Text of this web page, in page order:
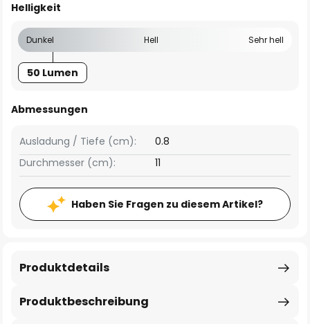
Helligkeit
Dunkel Hell Sehr hell
50 Lumen
Abmessungen
Ausladung / Tiefe (cm):
0.8
Durchmesser (cm):
11
Haben Sie Fragen zu diesem Artikel?
Produktbeschreibung
Produktdetails